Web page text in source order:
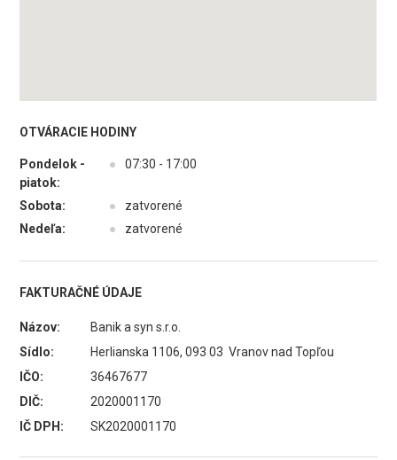
OTVÁRACIE HODINY
Pondelok -
piatok:
● 07:30 - 17:00
Sobota: ●
zatvorené
Nedeľa:
● zatvorené
FAKTURAČNÉ ÚDAJE
Názov:
Banik a syn s.r.o.
Sídlo:
Herlianska 1106, 093 03 Vranov nad Topľou
IČO:
36467677
DIČ:
2020001170
IČ DPH:
SK2020001170